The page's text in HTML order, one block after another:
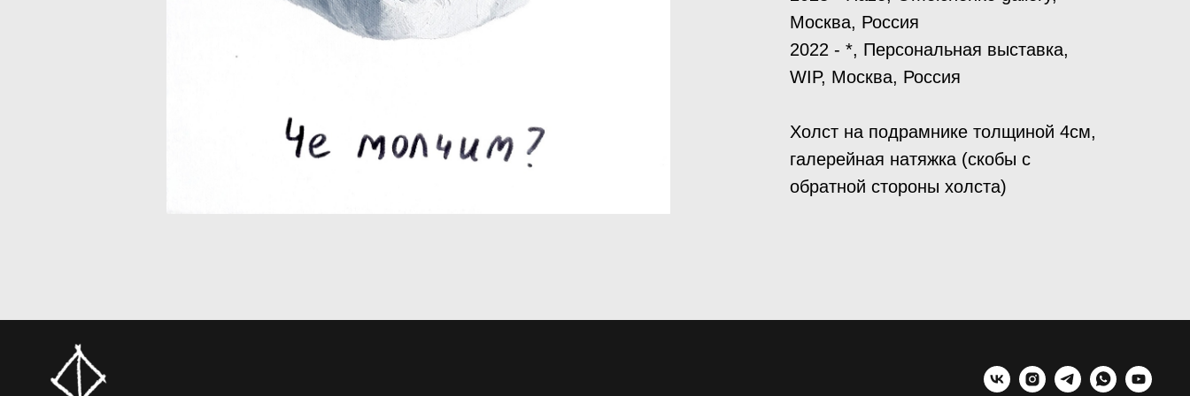
Москва, Россия
2022 - *, Персональная выставка,
WIP, Москва, Россия
Холст на подрамнике толщиной 4см,
галерейная натяжка (скобы с
обратной стороны холста)